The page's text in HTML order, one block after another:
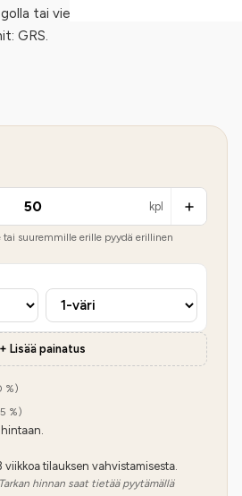
tai viestillä; tilausmäärästä
GRS.
kpl
tai suuremmille erille pyydä erillinen
+ Lisää painatus
%)
%)
viikkoa tilauksen vahvistamisesta.
hinnan saat tietää pyytämällä